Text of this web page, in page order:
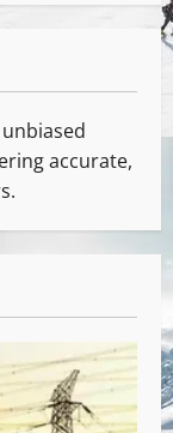
accurate,